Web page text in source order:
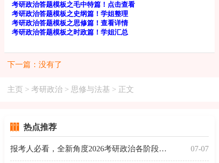
考研政治答题模板之毛中特篇！点击查看
考研政治答题模板之史纲篇！学姐整理
考研政治答题模板之思修篇！查看详情
考研政治答题模板之时政篇！学姐汇总
下一篇：没有了
主页 > 考研政治> 思修与法基 > 正文
热点推荐
报考人必看，全新角度2026考研政治各阶段复习备考规划 07-07